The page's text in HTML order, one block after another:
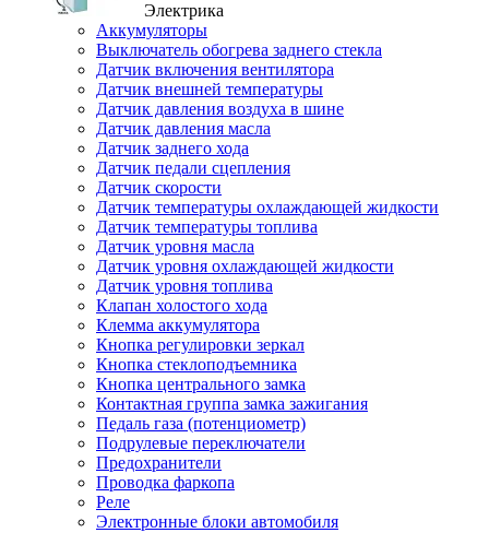
Электрика
Аккумуляторы
Выключатель обогрева заднего стекла
Датчик включения вентилятора
Датчик внешней температуры
Датчик давления воздуха в шине
Датчик давления масла
Датчик заднего хода
Датчик педали сцепления
Датчик скорости
Датчик температуры охлаждающей жидкости
Датчик температуры топлива
Датчик уровня масла
Датчик уровня охлаждающей жидкости
Датчик уровня топлива
Клапан холостого хода
Клемма аккумулятора
Кнопка регулировки зеркал
Кнопка стеклоподъемника
Кнопка центрального замка
Контактная группа замка зажигания
Педаль газа (потенциометр)
Подрулевые переключатели
Предохранители
Проводка фаркопа
Реле
Электронные блоки автомобиля